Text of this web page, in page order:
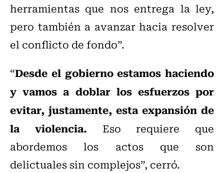
herramientas que nos entrega la ley,
pero también a avanzar hacia resolver
el conflicto de fondo”.
“Desde el gobierno estamos haciendo
y vamos a doblar los esfuerzos por
evitar, justamente, esta expansión de
la violencia. Eso requiere que
abordemos los actos que son
delictuales sin complejos”, cerró.